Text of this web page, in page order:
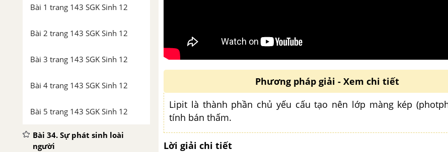
Bài 1 trang 143 SGK Sinh 12
Bài 2 trang 143 SGK Sinh 12
Bài 3 trang 143 SGK Sinh 12
Bài 4 trang 143 SGK Sinh 12
Bài 5 trang 143 SGK Sinh 12
Bài 34. Sự phát sinh loài
người
Phương pháp giải - Xem chi tiết
Lipit là thành phần chủ yếu cấu tạo nên lớp màng kép
tính bán thấm.
Lời giải chi tiết